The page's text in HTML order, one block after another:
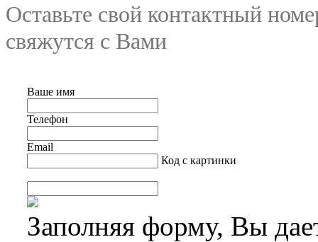
Оставьте свой контактный
свяжутся с Вами
Ваше имя
Телефон
Email
Код с картинки
Заполняя форму, Вы